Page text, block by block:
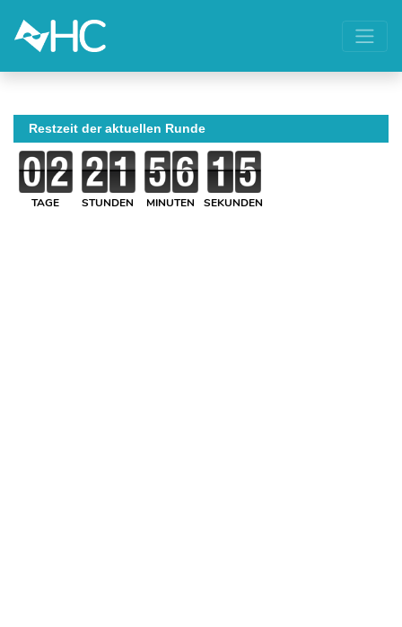
Restzeit der aktuellen Runde
TAGE STUNDEN MINUTEN SEKUNDEN